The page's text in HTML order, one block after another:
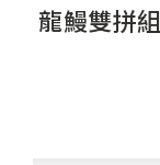
龍鰻雙拼組